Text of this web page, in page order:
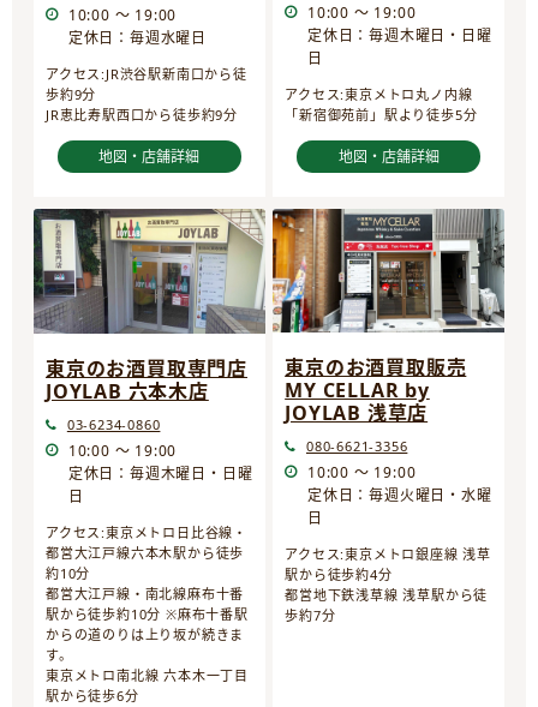
10:00 ～ 19:00
定休日：毎週水曜日
アクセス:JR渋谷駅新南口から徒
歩約9分
JR恵比寿駅西口から徒歩約9分
地図・店舗詳細
10:00 ～ 19:00
定休日：毎週木曜日・日曜
日
アクセス:東京メトロ丸ノ内線
「新宿御苑前」駅より徒歩5分
地図・店舗詳細
東京のお酒買取専門店
JOYLAB 六本木店
03-6234-0860
10:00 ～ 19:00
定休日：毎週木曜日・日曜
日
アクセス:東京メトロ日比谷線・
都営大江戸線六本木駅から徒歩
約10分
都営大江戸線・南北線麻布十番
駅から徒歩約10分 ※麻布十番駅
からの道のりは上り坂が続きま
す。
東京メトロ南北線 六本木一丁目
駅から徒歩6分
東京のお酒買取販売
MY CELLAR by
JOYLAB 浅草店
080-6621-3356
10:00 ～ 19:00
定休日：毎週火曜日・水曜
日
アクセス:東京メトロ銀座線 浅草
駅から徒歩約4分
都営地下鉄浅草線 浅草駅から徒
歩約7分